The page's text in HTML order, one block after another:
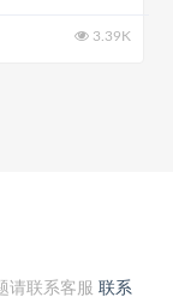
3.39K
请联系客服 联系